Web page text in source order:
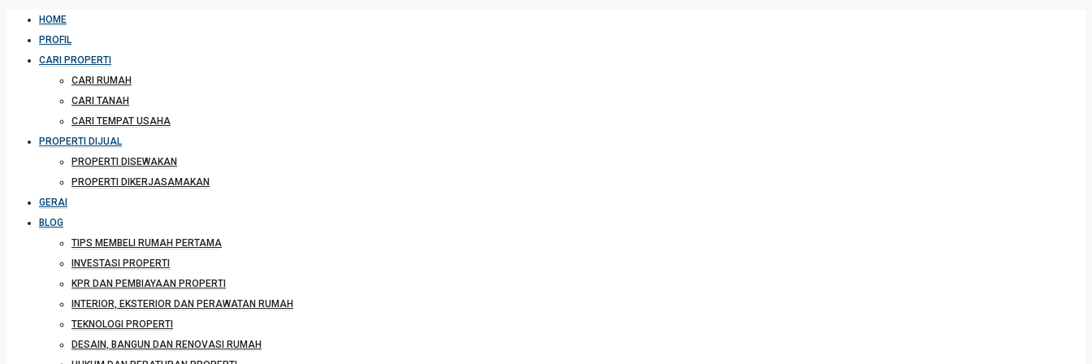
HOME
PROFIL
CARI PROPERTI
CARI RUMAH
CARI TANAH
CARI TEMPAT USAHA
PROPERTI DIJUAL
PROPERTI DISEWAKAN
PROPERTI DIKERJASAMAKAN
GERAI
BLOG
TIPS MEMBELI RUMAH PERTAMA
INVESTASI PROPERTI
KPR DAN PEMBIAYAAN PROPERTI
INTERIOR, EKSTERIOR DAN PERAWATAN RUMAH
TEKNOLOGI PROPERTI
DESAIN, BANGUN DAN RENOVASI RUMAH